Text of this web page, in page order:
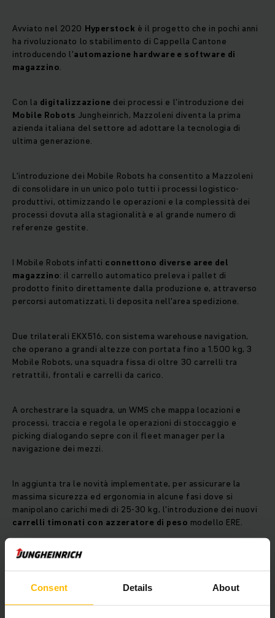
Consent Details About
Avviato nel 2020 Hyperstock è il progetto che in pochi anni
ha rivoluzionato lo stabilimento di Cappella Cantone
introducendo l'automazione hardware e software di
magazzino.
Con la digitalizzazione dei processi e l'introduzione dei
Mobile Robots Jungheinrich, Mazzoleni diventa la prima
azienda italiana del settore ad adottare la tecnologia di
ultima generazione.
L'introduzione dei Mobile Robots ha consentito a Mazzoleni
di consolidare in un unico polo tutti i processi logistico-
produttivi, ottimizzando le operazioni e la complessità dei
processi dovuta alla stagionalità e al grande numero di
referenze gestite.
I Mobile Robots infatti connettono diverse aree del
magazzino: il carrello automatico preleva i pallet di
prodotto finito direttamente dalla produzione e, attraverso
percorsi automatizzati, li deposita nell'area spedizione.
Due trilaterali EKX516, con sistema warehouse navigation,
che operano a grandi altezze con portata fino a 1.500 kg, 3
Mobile Robots, una squadra fissa di oltre 30 carrelli tra
retrattili, frontali e carrelli da carico.
A orchestrare la squadra, un WMS che mappa locazioni e
processi, traccia e regola le operazioni di stoccaggio e
picking dialogando sepre con il fleet manager per la
navigazione dei mezzi.
In aggiunta tra le novità implementate, per assicurare la
massima sicurezza ed ergonomia in alcune fasi dove si
manipolano carichi medi di 25-30 kg, l'introduzione dei nuovi
carrelli timonati con azzeratore di peso modello ERE.
Risultati